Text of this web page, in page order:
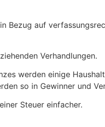
Bezug auf
Verhandlungen.
werden einige
so in Gewinner und
Steuer einfacher.